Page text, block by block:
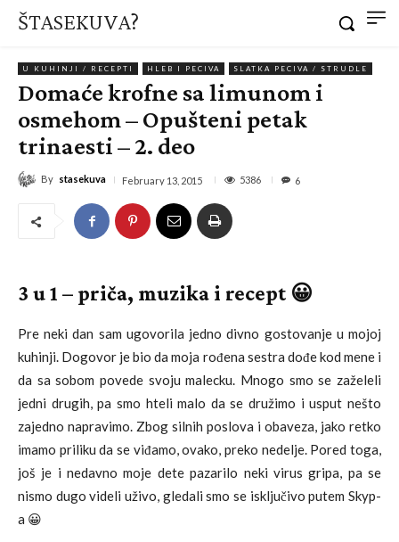
ŠTASEKUVA?
U KUHINJI / RECEPTI HLEB I PECIVA SLATKA PECIVA / STRUDLE
Domaće krofne sa limunom i
osmehom – Opušteni petak
trinaesti – 2. deo
By stasekuva February 13, 2015 5386 6
3 u 1 – priča, muzika i recept 😀
Pre neki dan sam ugovorila jedno divno gostovanje u mojoj
kuhinji. Dogovor je bio da moja rođena sestra dođe kod mene i
da sa sobom povede svoju malecku. Mnogo smo se zaželeli
jedni drugih, pa smo hteli malo da se družimo i usput nešto
zajedno napravimo. Zbog silnih poslova i obaveza, jako retko
imamo priliku da se viđamo, ovako, preko nedelje. Pored toga,
još je i nedavno moje dete pazarilo neki virus gripa, pa se
nismo dugo videli uživo, gledali smo se isključivo putem Skyp-
a 😀